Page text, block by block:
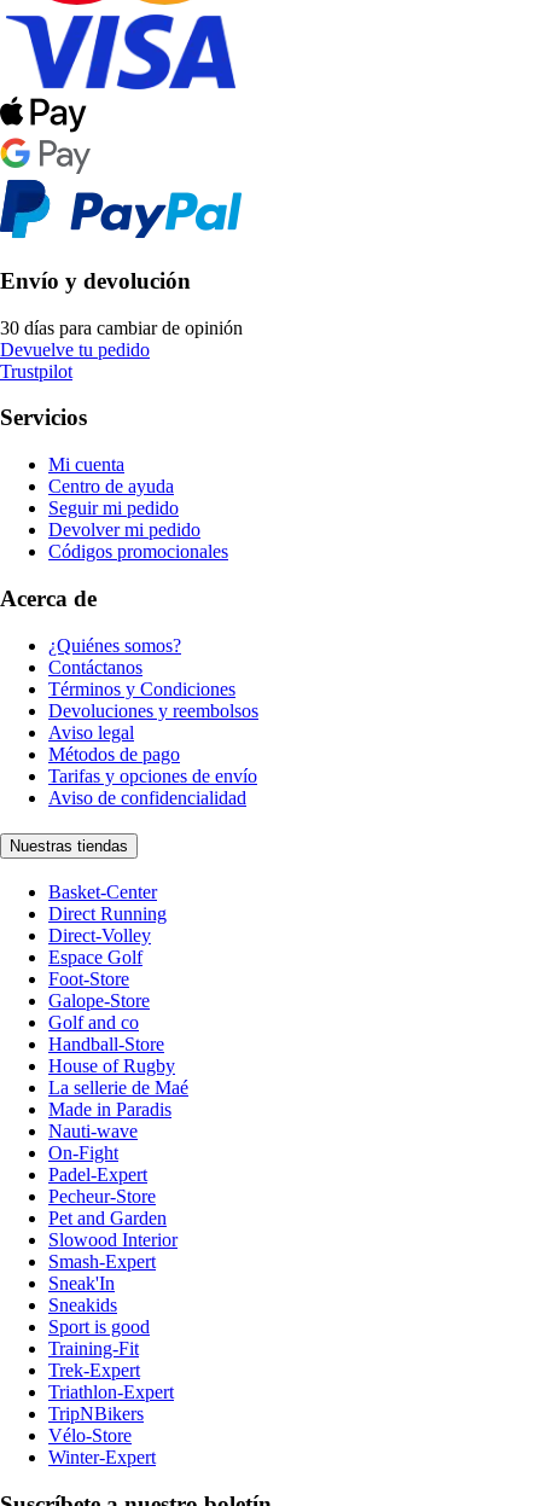
Envío y devolución
30 días para cambiar de opinión
Devuelve tu pedido
Trustpilot
Servicios
Mi cuenta
Centro de ayuda
Seguir mi pedido
Devolver mi pedido
Códigos promocionales
Acerca de
¿Quiénes somos?
Contáctanos
Términos y Condiciones
Devoluciones y reembolsos
Aviso legal
Métodos de pago
Tarifas y opciones de envío
Aviso de confidencialidad
Nuestras tiendas
Basket-Center
Direct Running
Direct-Volley
Espace Golf
Foot-Store
Galope-Store
Golf and co
Handball-Store
House of Rugby
La sellerie de Maé
Made in Paradis
Nauti-wave
On-Fight
Padel-Expert
Pecheur-Store
Pet and Garden
Slowood Interior
Smash-Expert
Sneak'In
Sneakids
Sport is good
Training-Fit
Trek-Expert
Triathlon-Expert
TripNBikers
Vélo-Store
Winter-Expert